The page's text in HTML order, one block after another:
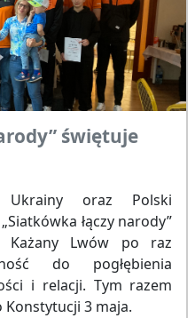
świętuje
oraz Polski
łączy narody”
Każany Lwów po raz
do pogłębienia
i relacji. Tym razem
3 maja.